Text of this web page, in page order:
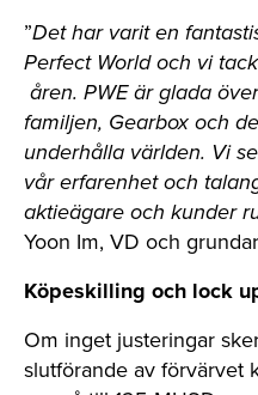
”Det har varit en
Perfect World och vi
åren. PWE är glada
familjen, Gearbox och
underhålla världen. Vi
vår erfarenhet och
aktieägare och kunder
Yoon Im, VD och
Köpeskilling och lock
Om inget justeringar
slutförande av förvärvet